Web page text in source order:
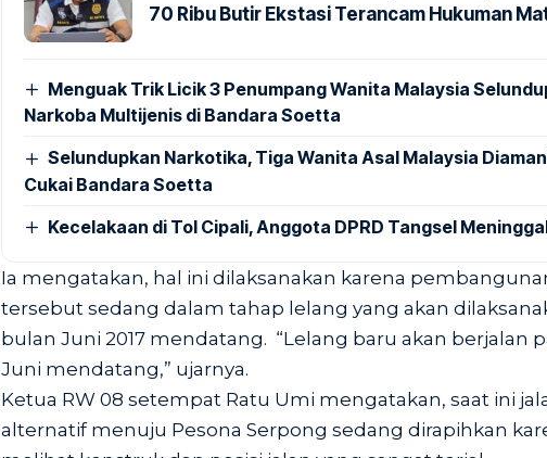
70 Ribu Butir Ekstasi Terancam Hukuman
Menguak Trik Licik 3 Penumpang Wanita Malaysia
Narkoba Multijenis di Bandara Soetta
Selundupkan Narkotika, Tiga Wanita Asal Malaysia
Cukai Bandara Soetta
Kecelakaan di Tol Cipali, Anggota DPRD Tangsel
Ia mengatakan, hal ini dilaksanakan karena
tersebut sedang dalam tahap lelang yang akan
bulan Juni 2017 mendatang. “Lelang baru akan berjalan
Juni mendatang,” ujarnya.
Ketua RW 08 setempat Ratu Umi mengatakan, saat ini
alternatif menuju Pesona Serpong sedang dirapihkan